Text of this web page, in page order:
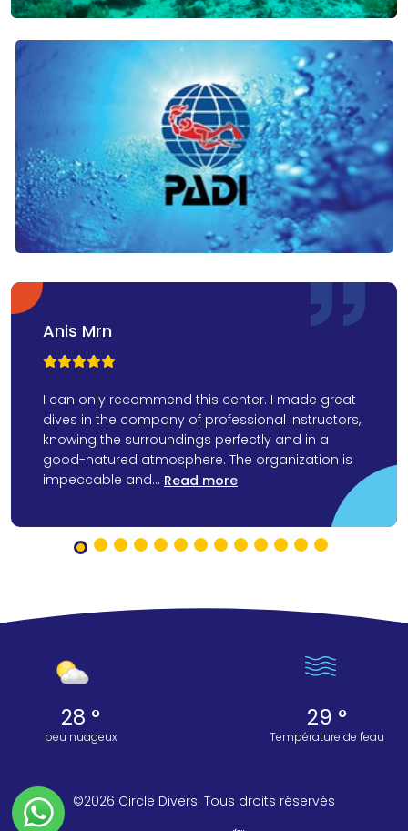
Anis Mrn



I can only recommend this center. I made great
dives in the company of professional instructors,
knowing the surroundings perfectly and in a
good-natured atmosphere. The organization is
impeccable and... Read more
28 °
peu nuageux
29 °
Température de l'eau
©2026 Circle Divers. Tous droits réservés